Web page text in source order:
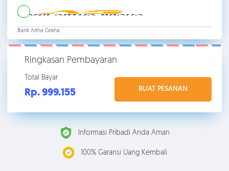
Bank Artha Graha
Ringkasan Pembayaran
Total Bayar
Rp. 999.155 BUAT PESANAN
Informasi Pribadi Anda Aman
100% Garansi Uang Kembali